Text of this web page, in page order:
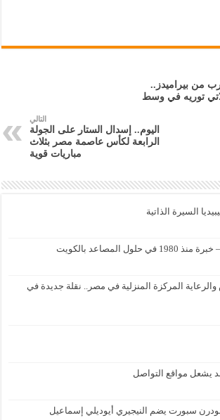
من بيراميدز..
توريه في وسط
التالي
اليوم.. إسدال الستار على الجولة
الرابعة لكأس عاصمة مصر بثلاث
مباريات قوية
السيرة الذاتية
المصاعد بالكويت
المركزة المنزلية في مصر.. نقلة جديدة في
يشعل مواقع التواصل
مودرن سبورت يضم النيجيري أيوديلي إسماعيل